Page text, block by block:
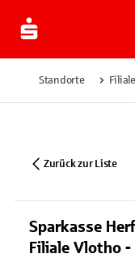
Standorte
Zurück zur Liste
Sparkasse
Filiale Vlotho